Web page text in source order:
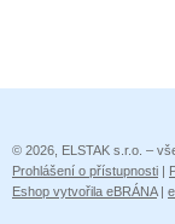
© 2026, ELSTAK s.r.o. –
Prohlášení o přístupnosti |
Eshop vytvořila eBRÁNA|